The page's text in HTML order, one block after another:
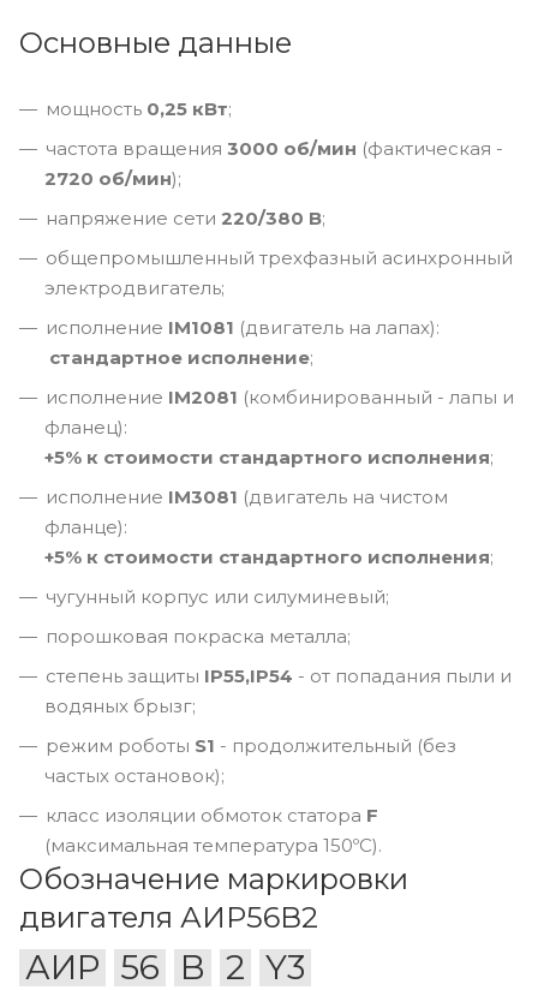
Основные данные
мощность 0,25 кВт;
частота вращения 3000 об/мин (фактическая -
2720 об/мин);
напряжение сети 220/380 В;
общепромышленный трехфазный асинхронный
электродвигатель;
исполнение IM1081 (двигатель на лапах):
стандартное исполнение;
исполнение IM2081 (комбинированный - лапы и
фланец):
+5% к стоимости стандартного исполнения;
исполнение IM3081 (двигатель на чистом
фланце):
+5% к стоимости стандартного исполнения;
чугунный корпус или силуминевый;
порошковая покраска металла;
степень защиты IP55,IP54 - от попадания пыли и
водяных брызг;
режим роботы S1 - продолжительный (без
частых остановок);
класс изоляции обмоток статора F
(максимальная температура 150ºС).
Обозначение маркировки
двигателя АИР56В2
АИР 56 B 2 Y3